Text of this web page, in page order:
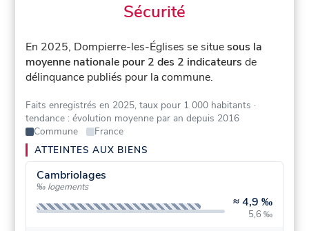
Sécurité
En 2025, Dompierre-les-Églises se situesous la
moyenne nationale pour 2 des 2 indicateurs de
délinquance publiés pour la commune.
Faits enregistrés en 2025, taux pour 1 000 habitants ·
tendance : évolution moyenne par an depuis 2016
Commune
France
ATTEINTES AUX BIENS
Cambriolages
‰ logements
≈4,9 ‰
5,6 ‰